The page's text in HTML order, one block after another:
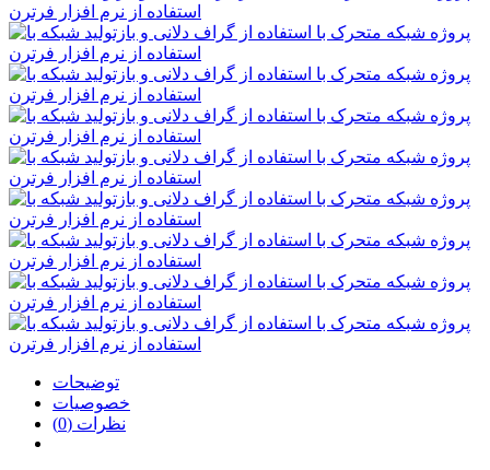
توضیحات
خصوصیات
نظرات (0)